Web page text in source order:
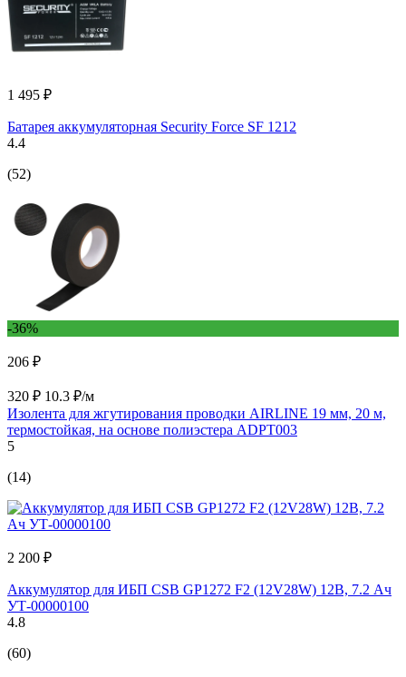
1 495 ₽
Батарея аккумуляторная Security Force SF 1212
4.4
(52)
-36%
206 ₽
320 ₽ 10.3 ₽/м
Изолента для жгутирования проводки AIRLINE 19 мм, 20 м,
термостойкая, на основе полиэстера ADPT003
5
(14)
2 200 ₽
Аккумулятор для ИБП CSB GP1272 F2 (12V28W) 12В, 7.2 Ач
УТ-00000100
4.8
(60)